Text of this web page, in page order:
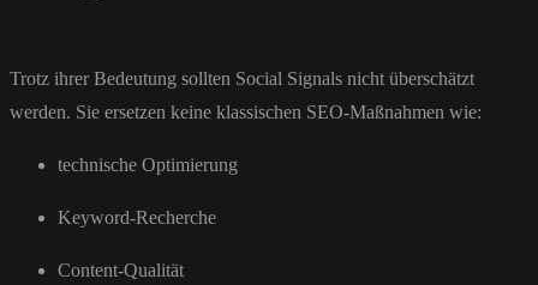
Trotz ihrer Bedeutung sollten Social Signals nicht überschätzt
werden. Sie ersetzen keine klassischen SEO-Maßnahmen wie:
technische Optimierung
Keyword-Recherche
Content-Qualität